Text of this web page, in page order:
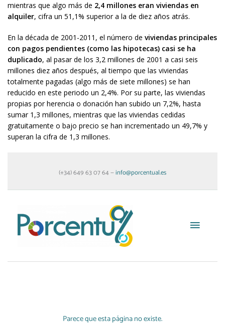
mientras que algo más de 2,4 millones eran viviendas en
alquiler, cifra un 51,1% superior a la de diez años atrás.
En la década de 2001-2011, el número de viviendas principales
con pagos pendientes (como las hipotecas) casi se ha
duplicado, al pasar de los 3,2 millones de 2001 a casi seis
millones diez años después, al tiempo que las viviendas
totalmente pagadas (algo más de siete millones) se han
reducido en este periodo un 2,4%. Por su parte, las viviendas
propias por herencia o donación han subido un 7,2%, hasta
sumar 1,3 millones, mientras que las viviendas cedidas
gratuitamente o bajo precio se han incrementado un 49,7% y
superan la cifra de 1,3 millones.